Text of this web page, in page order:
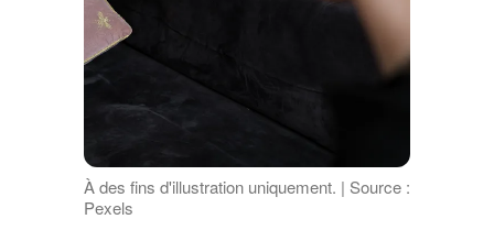
À des fins d'illustration uniquement. | Source :
Pexels